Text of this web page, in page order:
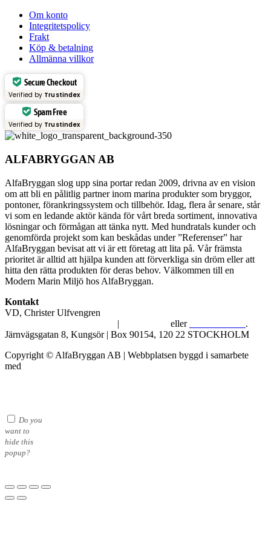
Om konto
Integritetspolicy
Frakt
Köp & betalning
Allmänna villkor
Secure Checkout
Verified by Trustindex
Spam Free
Verified by Trustindex
ALFABRYGGAN AB
AlfaBryggan slog upp sina portar redan 2009, drivna av en vision
om att bli en pålitlig partner inom marina produkter som bryggor,
pontoner, förankringssystem och tillbehör. Idag, flera år senare, står
vi som en ledande aktör kända för vårt breda sortiment, innovativa
lösningar och förmågan att tänka nytt. Med hundratals kunder och
genomförda projekt som kan beskådas under ”Referenser” har
AlfaBryggan bevisat att vi är ett företag att lita på. Vår främsta
prioritet är alltid att hjälpa kunden att förverkliga sin dröm eller att
hitta den rätta produkten för deras behov. Välkommen till en
Modern Marin Miljö hos AlfaBryggan.
Kontakt
VD, Christer Ulfvengren
| eller
.
Järnvägsgatan 8, Kungsör | Box 90154, 120 22 STOCKHOLM
Copyright © AlfaBryggan AB | Webbplatsen byggd i samarbete
med
Do you
want to
hide this
popup?